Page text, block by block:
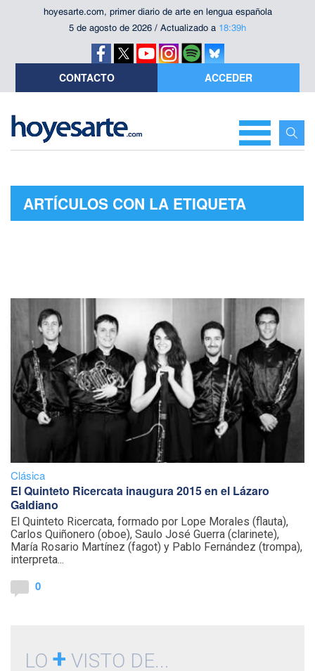
hoyesarte.com, primer diario de arte en lengua española
5 de agosto de 2026 / Actualizado a 18:39h
CONTACTO ACCEDER
ARTÍCULOS CON LA ETIQUETA
Clásica
El Quinteto Ricercata inaugura 2015 en el Lázaro
Galdiano
El Quinteto Ricercata, formado por Lope Morales (flauta),
Carlos Quiñonero (oboe), Saulo José Guerra (clarinete),
María Rosario Martínez (fagot) y Pablo Fernández (trompa),
interpreta...
0
LO + VISTO DE...